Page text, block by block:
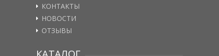
КОНТАКТЫ
НОВОСТИ
ОТЗЫВЫ